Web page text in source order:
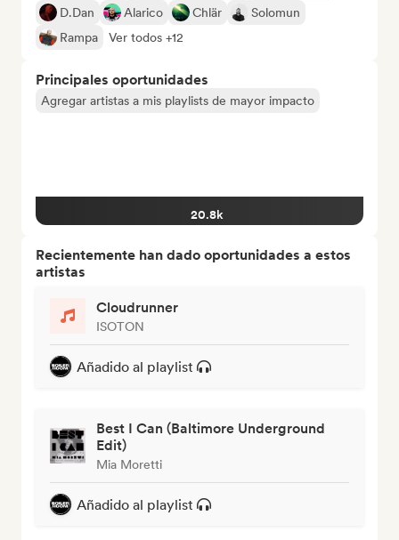
D.Dan
Alarico Chlär
Solomun
Rampa
Ver todos +12
Principales oportunidades
Agregar artistas a mis playlists de mayor impacto
20.8k
Recientemente han dado oportunidades a estos
artistas
Cloudrunner
ISOTON
Añadido al playlist
Best I Can (Baltimore Underground
Edit)
Mia Moretti
Añadido al playlist